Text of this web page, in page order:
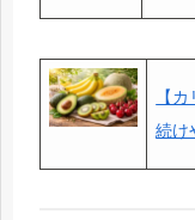
【
続け